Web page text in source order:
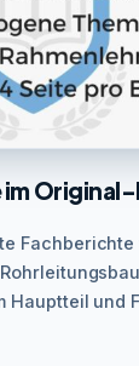
im
Hauptteil und